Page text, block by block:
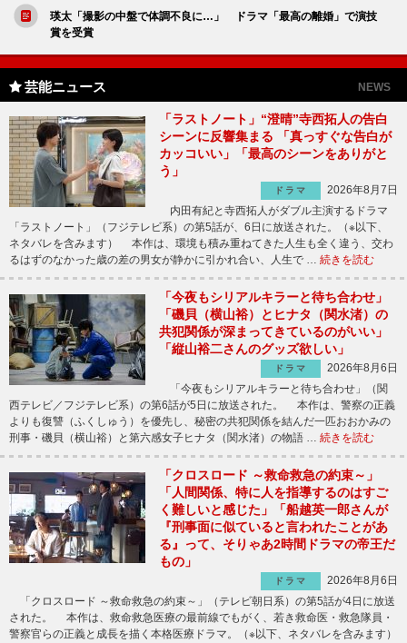
瑛太「撮影の中盤で体調不良に…」 ドラマ「最高の離婚」で演技
賞を受賞
芸能ニュース NEWS
「ラストノート」“澄晴”寺西拓人の告白
シーンに反響集まる 「真っすぐな告白が
カッコいい」「最高のシーンをありがと
う」
ドラマ
2026年8月7日
内田有紀と寺西拓人がダブル主演するドラマ
「ラストノート」（フジテレビ系）の第5話が、6日に放送された。（※以下、
ネタバレを含みます） 本作は、環境も積み重ねてきた人生も全く違う、交わ
るはずのなかった歳の差の男女が静かに引かれ合い、人生で … 続きを読む
「今夜もシリアルキラーと待ち合わせ」
「磯貝（横山裕）とヒナタ（関水渚）の
共犯関係が深まってきているのがいい」
「縦山裕二さんのグッズ欲しい」
ドラマ
2026年8月6日
「今夜もシリアルキラーと待ち合わせ」（関
西テレビ／フジテレビ系）の第6話が5日に放送された。 本作は、警察の正義
よりも復讐（ふくしゅう）を優先し、秘密の共犯関係を結んだ一匹おおかみの
刑事・磯貝（横山裕）と第六感女子ヒナタ（関水渚）の物語 … 続きを読む
「クロスロード ～救命救急の約束～」
「人間関係、特に人を指導するのはすご
く難しいと感じた」「船越英一郎さんが
『刑事面に似ていると言われたことがあ
る』って、そりゃあ2時間ドラマの帝王だ
もの」
ドラマ
2026年8月6日
「クロスロード ～救命救急の約束～」（テレビ朝日系）の第5話が4日に放送
された。 本作は、救命救急医療の最前線でもがく、若き救命医・救急隊員・
警察官らの正義と成長を描く本格医療ドラマ。（※以下、ネタバレを含みます）